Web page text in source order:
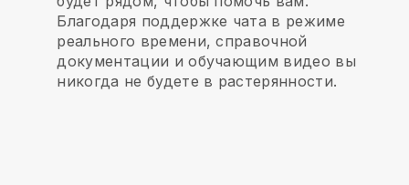
Благодаря поддержке чата в режиме
реального времени, справочной
документации и обучающим видео вы
никогда не будете в растерянности.